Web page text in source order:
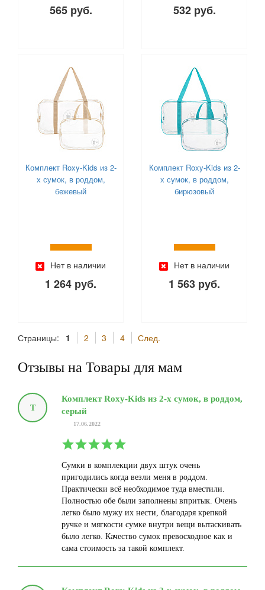
565 руб. 532 руб.
Комплект Roxy-Kids из 2-
х сумок, в роддом,
бежевый
Нет в наличии
1 264 руб.
Комплект Roxy-Kids из 2-
х сумок, в роддом,
бирюзовый
Нет в наличии
1 563 руб.
Страницы: 1 2 3 4 След.
Отзывы на Товары для мам
Т
Комплект Roxy-Kids из 2-х сумок, в роддом,
серый
17.06.2022
Сумки в комплекции двух штук очень
пригодились когда везли меня в роддом.
Практически всё необходимое туда вместили.
Полностью обе были заполнены впритык. Очень
легко было мужу их нести, благодаря крепкой
ручке и мягкости сумке внутри вещи вытаскивать
было легко. Качество сумок превосходное как и
сама стоимость за такой комплект.